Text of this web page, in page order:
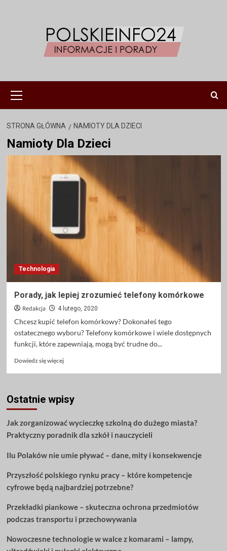
główne
STRONA GŁÓWNA NAMIOTY DLA DZIECI
Namioty Dla Dzieci
Technologia
Porady, jak lepiej zrozumieć telefony komórkowe
Redakcja 4 lutego, 2020
Chcesz kupić telefon komórkowy? Dokonałeś tego
ostatecznego wyboru? Telefony komórkowe i wiele dostępnych
funkcji, które zapewniają, mogą być trudne do...
Dowiedz się więcejDowiedz
Porady,
jak
zrozumieć
telefony
Ostatnie wpisy
Jak zorganizować wycieczkę szkolną do dużego miasta?
Praktyczny poradnik dla szkół i nauczycieli
Ilu Polaków nie umie pływać – dane, mity i konsekwencje
Przyszłość polskiego rynku pracy – które kompetencje
cyfrowe będą najbardziej potrzebne?
Przekładki piankowe – skuteczna ochrona przedmiotów
podczas transportu i przechowywania
Nowoczesne technologie w walce z komarami – lampy,